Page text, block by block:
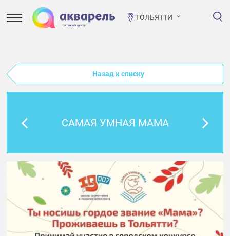
ТОЛЬЯТТИ
Назад к списку
САМАЯ УМНАЯ МАМА